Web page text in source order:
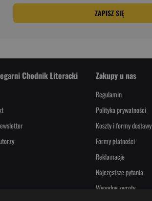
ZAPISZ SIĘ
Chodnik Literacki Zakupy u nas
Regulamin
Polityka prywatności
Koszty i formy dostawy
Formy płatności
Reklamacje
Najczęstsze pytania
Wygodne zwroty